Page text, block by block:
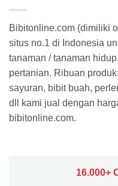
Bibitonline.com (dimiliki
situs no.1 di Indonesia
tanaman / tanaman
pertanian. Ribuan
sayuran, bibit buah,
dll kami jual dengan
bibitonline.com.
16.000+